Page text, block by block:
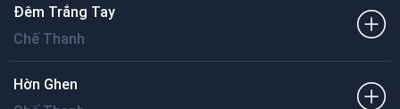
Đêm Trắng Tay
Chế Thanh
Hờn Ghen